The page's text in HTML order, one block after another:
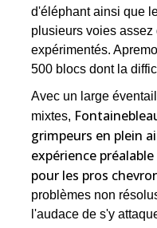
d'éléphant ainsi que
plusieurs voies
expérimentés.
500 blocs dont la
Avec un large
mixtes,
grimpeurs en plein
expérience
pour les pros
problèmes non
l'audace de s'y